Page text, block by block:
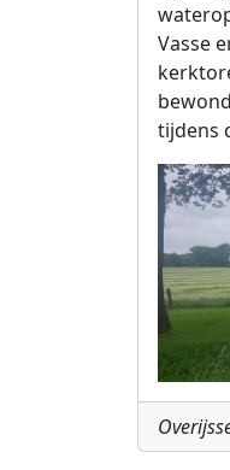
Vasse
tijdens